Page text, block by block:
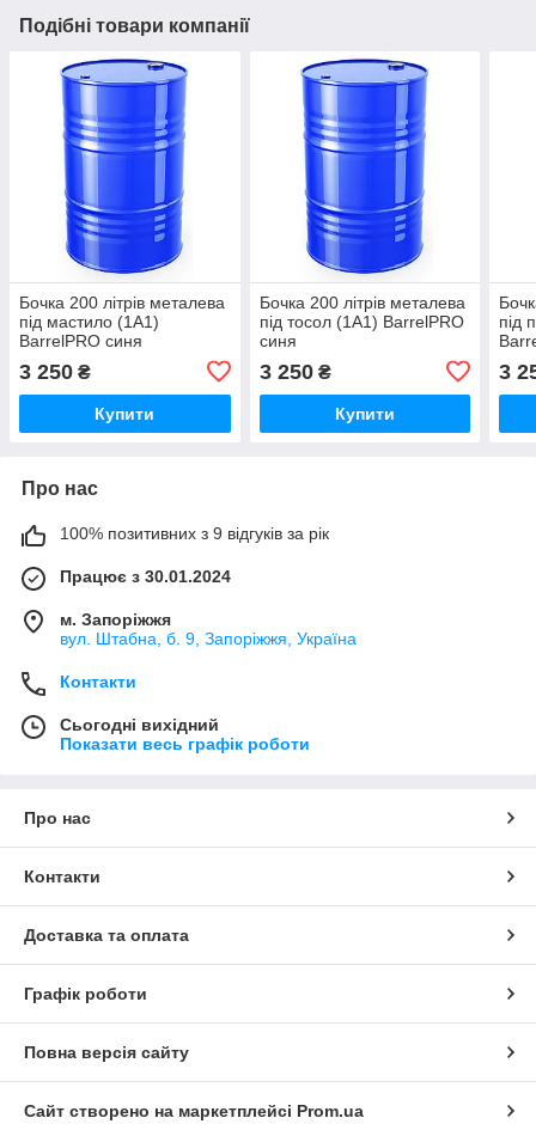
Подібні товари компанії
Бочка 200 літрів металева
під мастило (1A1)
BarrelPRO синя
3 250 ₴
Купити
Бочка 200 літрів металева
під тосол (1A1) BarrelPRO
синя
3 250₴
Купити
під
3
Про нас
100% позитивних з 9 відгуків за рік
Працює з 30.01.2024
м. Запоріжжя
вул. Штабна, б. 9, Запоріжжя, Україна
Контакти
Сьогодні вихідний
Показати весь графік роботи
Про нас
Контакти
Доставка та оплата
Графік роботи
Повна версія сайту
Сайт створено на маркетплейсі Prom.ua